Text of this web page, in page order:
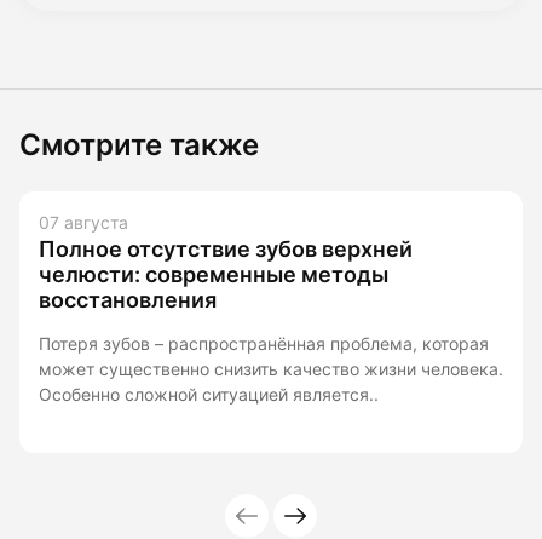
Смотрите также
07 августа
Полное отсутствие зубов верхней
челюсти: современные методы
восстановления
Потеря зубов – распространённая проблема, которая
может существенно снизить качество жизни человека.
Особенно сложной ситуацией является..